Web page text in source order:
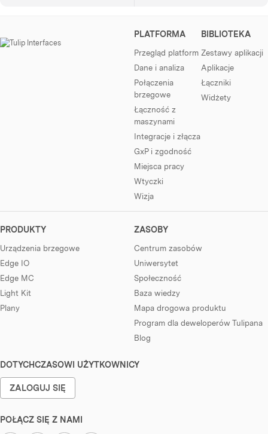
PLATFORMA
Przegląd platform
Dane i analiza
Połączenia
brzegowe
Łączność z
maszynami
Integracje i złącza
GxP i zgodność
Miejsca pracy
Wtyczki
Wizja
BIBLIOTEKA
Zestawy aplikacji
Aplikacje
Łączniki
Widżety
PRODUKTY
Urządzenia brzegowe
Edge IO
Edge MC
Light Kit
Plany
ZASOBY
Centrum zasobów
Uniwersytet
Społeczność
Baza wiedzy
Mapa drogowa produktu
Program dla deweloperów Tulipana
Blog
DOTYCHCZASOWI UŻYTKOWNICY
ZALOGUJ SIĘ
POŁĄCZ SIĘ Z NAMI